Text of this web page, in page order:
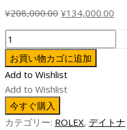
¥208,000.00 元
の
格
は
¥208,000.00
¥134,000.00
在
ZF
ロ
レ
ッ
ク
ス
コ
お買い物カゴに追加
Add to Wishlist
Add to Wishlist
今すぐ購入
カテゴリー: ROLEX, デイトナ